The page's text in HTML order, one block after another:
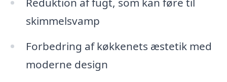
skimmelsvamp
Forbedring af køkkenets æstetik med
moderne design